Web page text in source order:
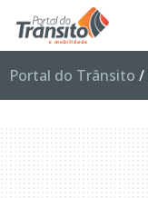
Portal do Trânsito /